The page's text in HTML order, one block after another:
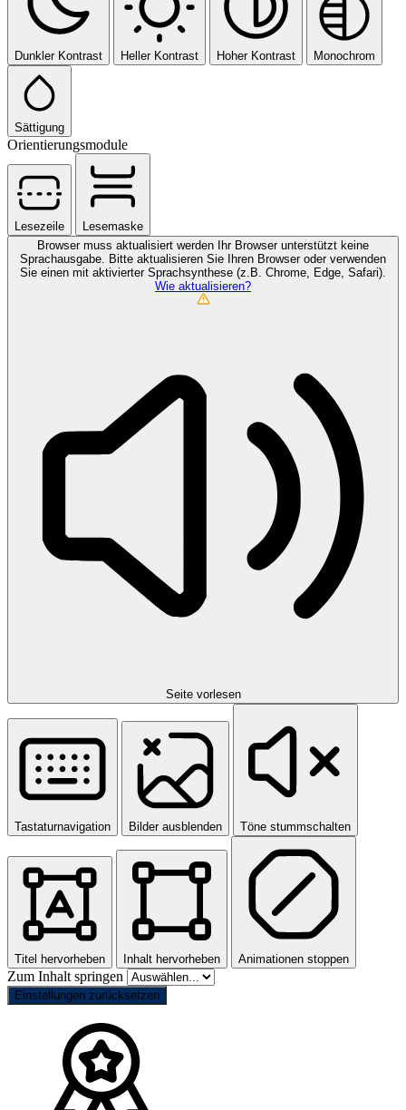
Dunkler Kontrast Heller Kontrast Hoher Kontrast Monochrom
Sättigung
Orientierungsmodule
Lesezeile
Lesemaske
Browser muss aktualisiert werden
Ihr Browser unterstützt keine
Sprachausgabe. Bitte aktualisieren Sie Ihren Browser oder verwenden
Sie einen mit aktivierter Sprachsynthese (z.B. Chrome, Edge, Safari).
Wie aktualisieren?
Seite vorlesen
Tastaturnavigation Bilder ausblenden Töne stummschalten
Titel hervorheben Inhalt hervorheben Animationen stoppen
Zum Inhalt springen
Einstellungen zurücksetzen